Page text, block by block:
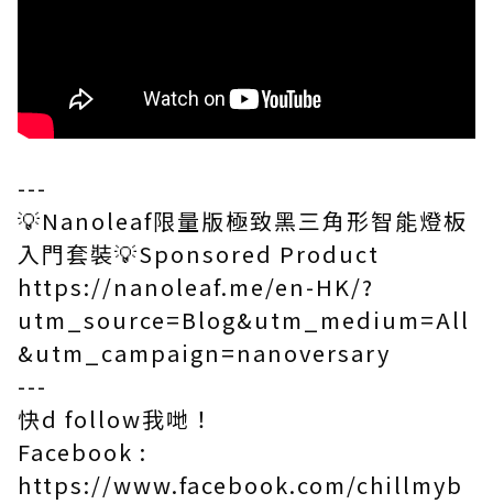
---
💡Nanoleaf限量版極致黑三角形智能燈板
入門套裝💡Sponsored Product
https://nanoleaf.me/en-HK/?
utm_source=Blog&utm_medium=All
&utm_campaign=nanoversary
---
快d follow我哋！
Facebook :
https://www.facebook.com/chillmyb